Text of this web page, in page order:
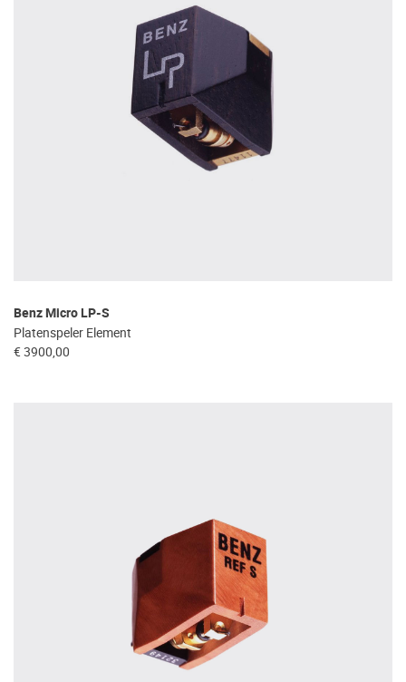
Benz Micro LP-S
Platenspeler Element
€ 3900,00